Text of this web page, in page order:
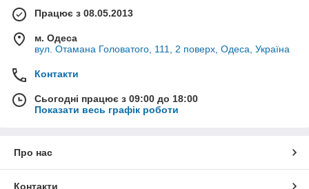
Працює з 08.05.2013
м. Одеса
вул. Отамана Головатого, 111, 2 поверх, Одеса, Україна
Контакти
Сьогодні працює з 09:00 до 18:00
Показати весь графік роботи
Про нас
Контакти